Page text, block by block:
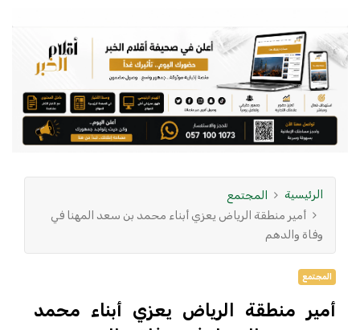
الرئيسية
المجتمع
أمير منطقة الرياض يعزي أبناء محمد بن سعد المهنا في
وفاة والدهم
المجتمع
أمير منطقة الرياض يعزي أبناء محمد